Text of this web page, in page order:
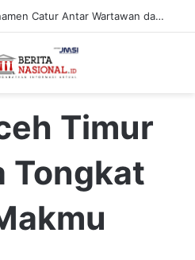
Wali Kota Batu Buka Turnamen Catur Antar Wartawan dan Instansi
Timur
Tongkat